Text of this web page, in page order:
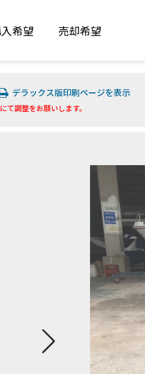
希望 売却希望
デラックス版印刷ページを表示
て調整をお願いします。